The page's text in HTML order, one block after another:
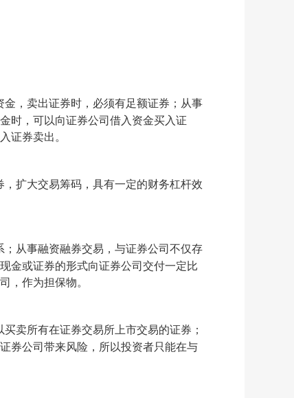
，卖出证券时，必须有足额证券；从事
时，可以向证券公司借入资金买入证
证券卖出。
扩大交易筹码，具有一定的财务杠杆效
从事融资融券交易，与证券公司不仅存
金或证券的形式向证券公司交付一定比
，作为担保物。
卖所有在证券交易所上市交易的证券；
券公司带来风险，所以投资者只能在与